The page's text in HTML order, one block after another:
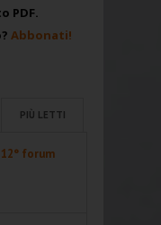
PDF.
Abbonati!
PIÙ LETTI
forum